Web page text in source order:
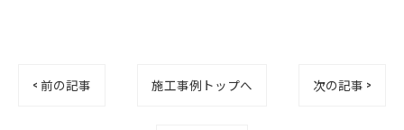
< 前の記事 施工事例トップへ 次の記事 >